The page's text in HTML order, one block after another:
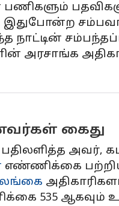
அரசாங்க
கைது
பதிலளித்த அவர்,
எண்ணிக்கை
535 ஆகவும்